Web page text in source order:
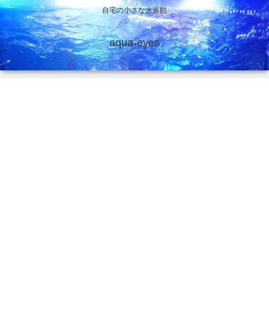
自宅の小さな水族館
aqua-eyes